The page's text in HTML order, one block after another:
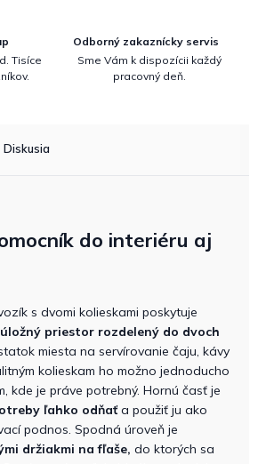
Tisíce
Odborný zakaznícky servis
Sme Vám k dispozícii každý
pracovný deň.
Diskusia
do interiéru aj
s dvomi kolieskami poskytuje
úložný priestor rozdelený do dvoch
miesta na servírovanie čaju, kávy
kolieskam ho možno jednoducho
kde je práve potrebný. Hornú časť je
ľahko odňať a použiť ju ako
podnos. Spodná úroveň je
držiakmi na fľaše, do ktorých sa